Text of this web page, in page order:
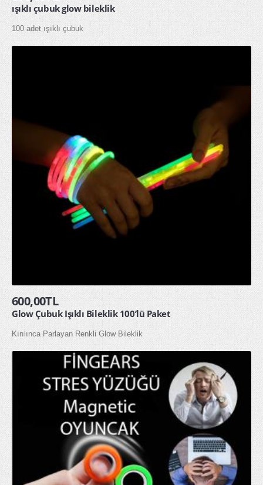
ışıklı çubuk glow bileklik
100 adet ışıklı çubuk
600,00TL
Glow Çubuk Işıklı Bileklik 100’lü Paket
Kırılınca Parlayan Renkli Glow Bileklik